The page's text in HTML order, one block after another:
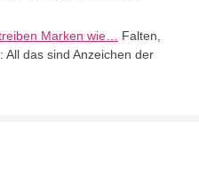
Marken wie…
Falten,
All das sind Anzeichen der